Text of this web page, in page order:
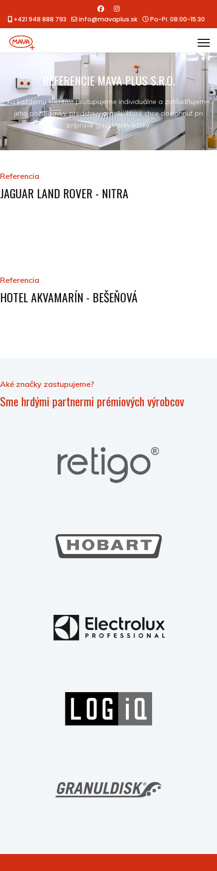
+421 948 888 793 info@mavaplus.sk Po-Pi: 08:00-15:30
REFERENCIE MAVA PLUS S.R.O.
Ku každému klientovi pristupujeme individuálne a zohľadňujeme
jeho požiadavky, predstavy a ciele, ktoré chce dosiahnuť pri
príprave gastroprevádzky.
Referencia
JAGUAR LAND ROVER - NITRA
Referencia
HOTEL AKVAMARÍN - BEŠEŇOVÁ
Aké značky zastupujeme?
Sme hrdými partnermi prémiových výrobcov